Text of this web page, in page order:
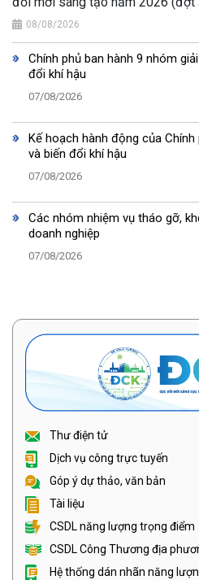
08/08/2026
Chính phủ ban hành 9 nhóm
đổi khí hậu
07/08/2026
Kế hoạch hành động của
và biến đổi khí hậu
07/08/2026
Các nhóm nhiệm vụ tháo gỡ,
doanh nghiệp
07/08/2026
Thư điện tử
Dịch vụ công trực tuyến
Góp ý dự thảo, văn bản
Tài liệu
CSDL năng lượng trọng điểm
CSDL Công Thương địa
Hệ thống dán nhãn năng